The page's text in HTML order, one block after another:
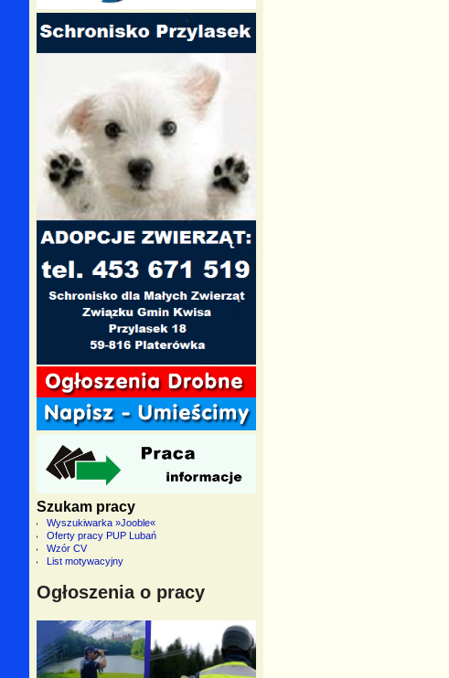
Szukam pracy
Wyszukiwarka »Jooble«
Oferty pracy PUP Lubań
Wzór CV
List motywacyjny
Ogłoszenia o pracy